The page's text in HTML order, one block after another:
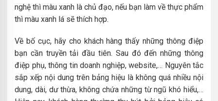
nghệ thì màu xanh là chủ đạo, nếu bạn làm về thực phẩm
thì màu xanh lá sẽ thích hợp.
Về bố cục, hãy cho khách hàng thấy những thông điệp
bạn cần truyền tải đầu tiên. Sau đó đến những thông
điệp phụ, thông tin doanh nghiệp, website,… Nguyên tắc
sắp xếp nội dung trên bảng hiệu là không quá nhiều nội
dung, dài, dư thừa, không chứa những từ ngũ khó hiểu,…